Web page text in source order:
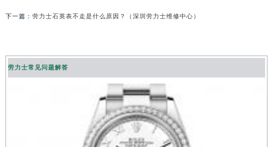
下一篇： 劳力士石英表不走是什么原因？（深圳劳力士维修中心）
劳力士常见问题解答